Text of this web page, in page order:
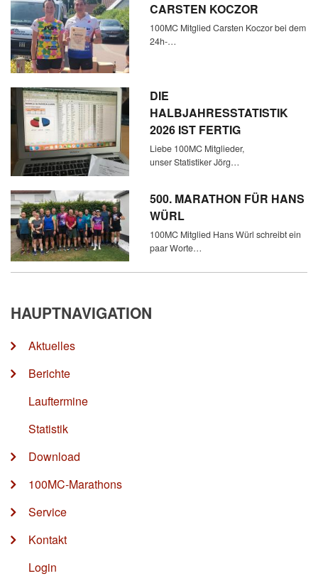
CARSTEN KOCZOR
100MC Mitglied Carsten Koczor bei dem
24h-…
DIE
HALBJAHRESSTATISTIK
2026 IST FERTIG
Liebe 100MC Mitglieder,
unser Statistiker Jörg…
500. MARATHON FÜR HANS
WÜRL
100MC Mitglied Hans Würl schreibt ein
paar Worte…
HAUPTNAVIGATION
Aktuelles
Berichte
Lauftermine
Statistik
Download
100MC-Marathons
Service
Kontakt
Login